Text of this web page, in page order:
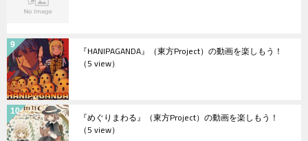
『HANIPAGANDA』（東方Project）の動画を楽しもう！
（5 view）
『めぐりまわる』（東方Project）の動画を楽しもう！
（5 view）